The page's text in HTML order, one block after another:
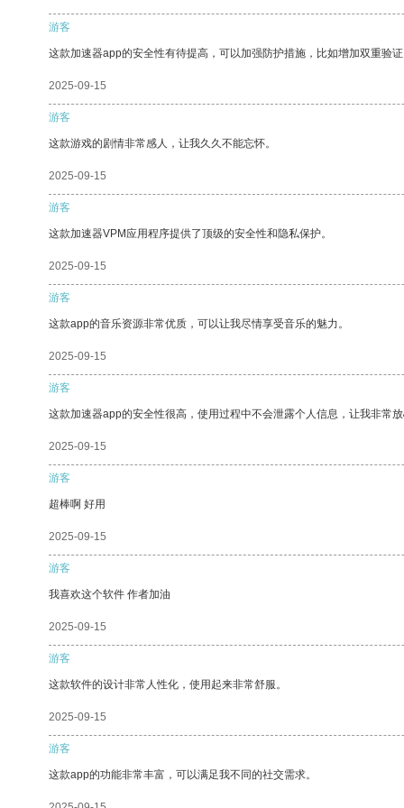
游客
这款加速器app的安全性有待提高，可以加强防护措施，比如增加双重验
2025-09-15
游客
这款游戏的剧情非常感人，让我久久不能忘怀。
2025-09-15
游客
这款加速器VPM应用程序提供了顶级的安全性和隐私保护。
2025-09-15
游客
这款app的音乐资源非常优质，可以让我尽情享受音乐的魅力。
2025-09-15
游客
这款加速器app的安全性很高，使用过程中不会泄露个人信息，让我非常
2025-09-15
游客
超棒啊 好用
2025-09-15
游客
我喜欢这个软件 作者加油
2025-09-15
游客
这款软件的设计非常人性化，使用起来非常舒服。
2025-09-15
游客
这款app的功能非常丰富，可以满足我不同的社交需求。